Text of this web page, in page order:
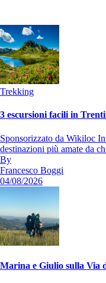
Trekking
3 escursioni facili in
Sponsorizzato da Wikiloc
destinazioni più amate da
By
Francesco Boggi
04/08/2026
Marina e Giulio sulla Via